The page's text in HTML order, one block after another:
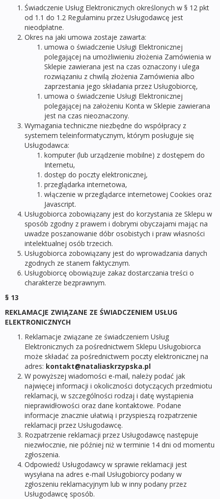
Świadczenie Usług Elektronicznych określonych w § 12 pkt
od 1.1 do 1.2 Regulaminu przez Usługodawcę jest
nieodpłatne.
Okres na jaki umowa zostaje zawarta:
umowa o świadczenie Usługi Elektronicznej
polegającej na umożliwieniu złożenia Zamówienia w
Sklepie zawierana jest na czas oznaczony i ulega
rozwiązaniu z chwilą złożenia Zamówienia albo
zaprzestania jego składania przez Usługobiorcę,
umowa o świadczenie Usługi Elektronicznej
polegającej na założeniu Konta w Sklepie zawierana
jest na czas nieoznaczony.
Wymagania techniczne niezbędne do współpracy z
systemem teleinformatycznym, którym posługuje się
Usługodawca:
komputer (lub urządzenie mobilne) z dostępem do
Internetu,
dostęp do poczty elektronicznej,
przeglądarka internetowa,
włączenie w przeglądarce internetowej Cookies oraz
Javascript.
Usługobiorca zobowiązany jest do korzystania ze Sklepu w
sposób zgodny z prawem i dobrymi obyczajami mając na
uwadze poszanowanie dóbr osobistych i praw własności
intelektualnej osób trzecich.
Usługobiorca zobowiązany jest do wprowadzania danych
zgodnych ze stanem faktycznym.
Usługobiorcę obowiązuje zakaz dostarczania treści o
charakterze bezprawnym.
§ 13
REKLAMACJE ZWIĄZANE ZE ŚWIADCZENIEM USŁUG
ELEKTRONICZNYCH
Reklamacje związane ze świadczeniem Usług
Elektronicznych za pośrednictwem Sklepu Usługobiorca
może składać za pośrednictwem poczty elektronicznej na
adres: kontakt@nataliaskrzypska.pl
W powyższej wiadomości e-mail, należy podać jak
najwięcej informacji i okoliczności dotyczących przedmiotu
reklamacji, w szczególności rodzaj i datę wystąpienia
nieprawidłowości oraz dane kontaktowe. Podane
informacje znacznie ułatwią i przyspieszą rozpatrzenie
reklamacji przez Usługodawcę.
Rozpatrzenie reklamacji przez Usługodawcę następuje
niezwłocznie, nie później niż w terminie 14 dni od momentu
zgłoszenia.
Odpowiedź Usługodawcy w sprawie reklamacji jest
wysyłana na adres e-mail Usługobiorcy podany w
zgłoszeniu reklamacyjnym lub w inny podany przez
Usługodawcę sposób.